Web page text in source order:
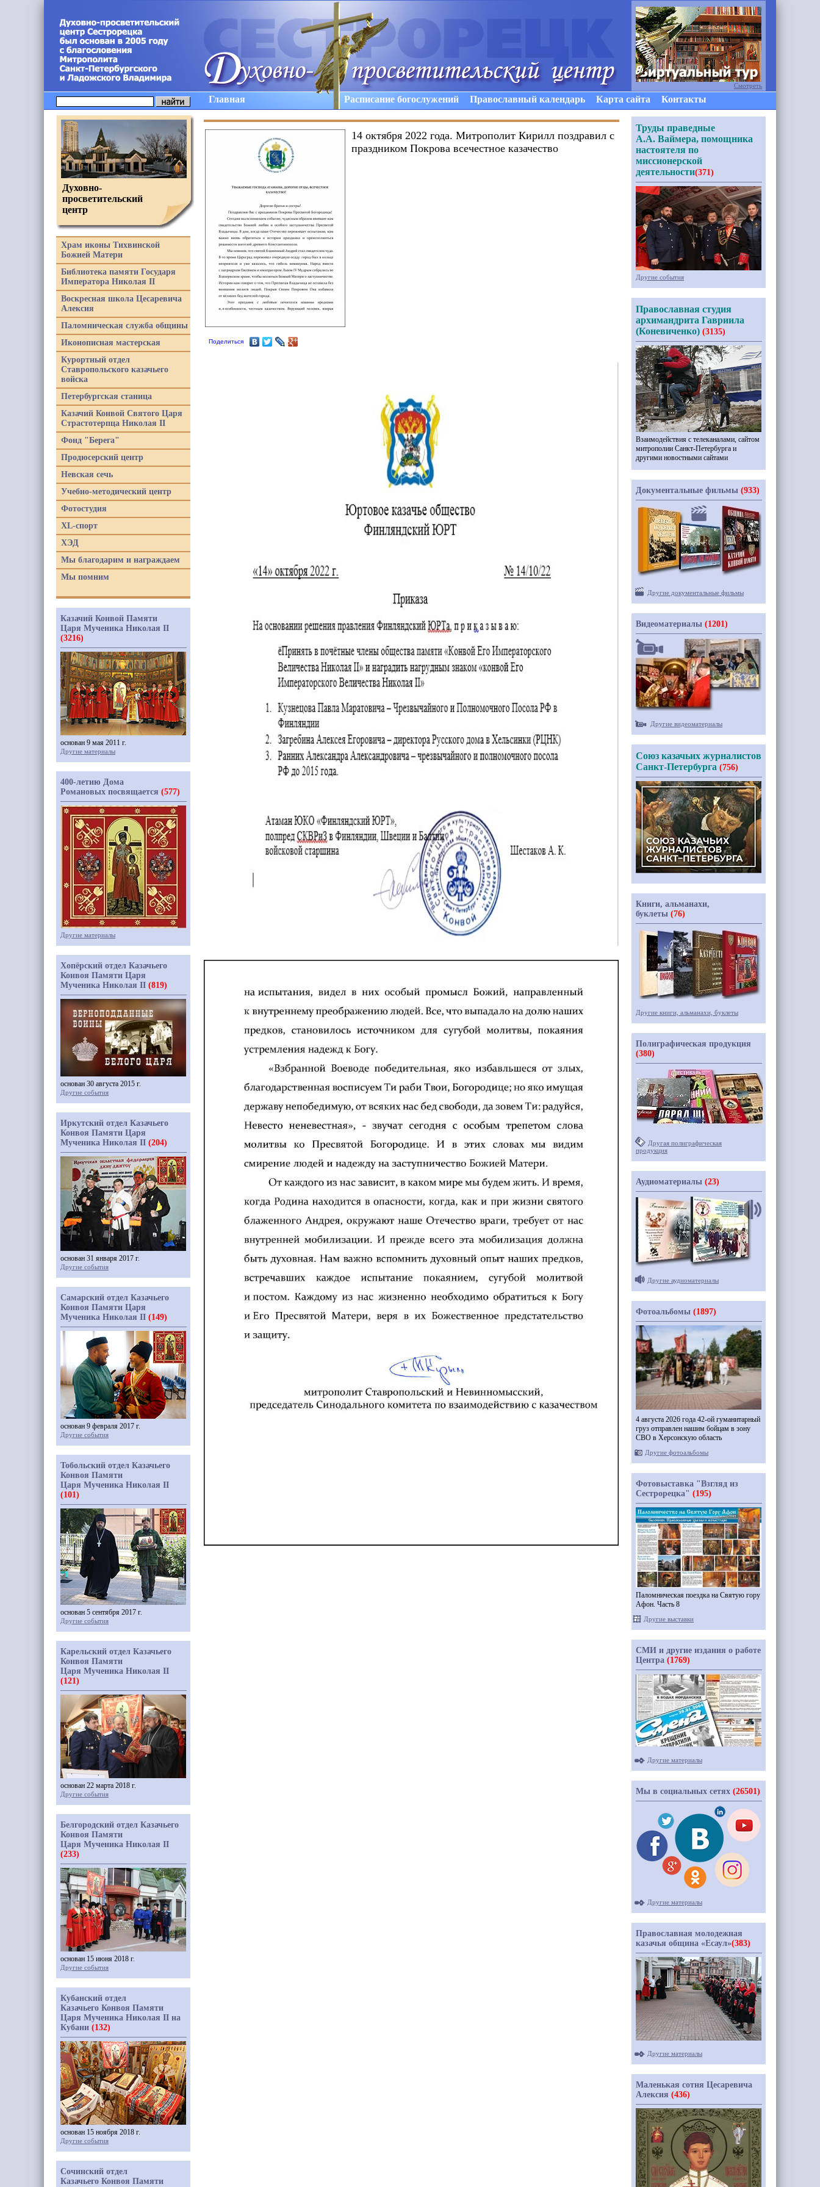
Главная Расписание богослужений Православный календарь Карта сайта Контакты
Поделиться
14 октября 2022 года. Митрополит Кирилл поздравил с
праздником Покрова всечестное казачество
Духовно-
просветительский
центр
Храм иконы Тихвинской
Божией Матери
Библиотека памяти Государя
Императора Николая II
Воскресная школа Цесаревича
Алексия
Паломническая служба общины
Иконописная мастерская
Курортный отдел
Ставропольского казачьего
войска
Петербургская станица
Казачий Конвой Святого Царя
Страстотерпца Николая II
Фонд "Берега"
Продюсерский центр
Невская сечь
Учебно-методический центр
Фотостудия
XL-спорт
ХЭД
Мы благодарим и награждаем
Мы помним
Казачий Конвой Памяти
Царя Мученика Николая II
(3216)
основан 9 мая 2011 г.
Другие материалы
400-летию Дома
Романовых посвящается (577)
Другие материалы
Хопёрский отдел Казачьего
Конвоя Памяти Царя
Мученика Николая II (819)
основан 30 августа 2015 г.
Другие события
Иркутский отдел Казачьего
Конвоя Памяти Царя
Мученика Николая II (204)
основан 31 января 2017 г.
Другие события
Самарский отдел Казачьего
Конвоя Памяти Царя
Мученика Николая II (149)
основан 9 февраля 2017 г.
Другие события
Тобольский отдел Казачьего
Конвоя Памяти
Царя Мученика Николая II
(101)
основан 5 сентября 2017 г.
Другие события
Карельский отдел Казачьего
Конвоя Памяти
Царя Мученика Николая II
(121)
основан 22 марта 2018 г.
Другие события
Белгородский отдел Казачьего
Конвоя Памяти
Царя Мученика Николая II
(233)
основан 15 июня 2018 г.
Другие события
Кубанский отдел
Казачьего Конвоя Памяти
Царя Мученика Николая II на
Кубани (132)
основан 15 ноября 2018 г.
Другие события
Сочинский отдел
Казачьего Конвоя Памяти
Смотреть
Труды праведные
А.А. Ваймера, помощника
настоятеля по
миссионерской
деятельности(371)
Другие события
Православная студия
архимандрита Гавриила
(Коневиченко) (3135)
Взаимодействия с телеканалами, сайтом
митрополии Санкт-Петербурга и
другими новостными сайтами
Документальные фильмы (933)
Другие документальные фильмы
Видеоматериалы (1201)
Другие видеоматериалы
Союз казачьих журналистов
Санкт-Петербурга (756)
Книги, альманахи,
буклеты (76)
Другие книги, альманахи, буклеты
Полиграфическая продукция
(380)
Другая полиграфическая
продукция
Аудиоматериалы (23)
Другие аудиоматериалы
Фотоальбомы (1897)
4 августа 2026 года 42-ой гуманитарный
груз отправлен нашим бойцам в зону
СВО в Херсонскую область
Другие фотоальбомы
Фотовыставка "Взгляд из
Сестрорецка" (195)
Паломническая поездка на Святую гору
Афон. Часть 8
Другие выставки
СМИ и другие издания о работе
Центра (1769)
Другие материалы
Мы в социальных сетях (26501)
Другие материалы
Православная молодежная
казачья община «Есаул»(383)
Другие материалы
Маленькая сотня Цесаревича
Алексия (436)